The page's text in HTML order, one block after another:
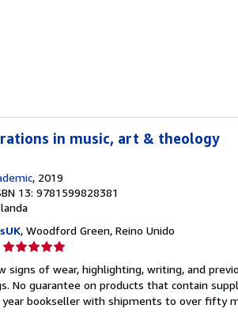
in music, art & theology
, 2019
13: 9781599828381
, Woodford Green, Reino Unido
Calificación
vendedor:
5
de
signs of wear, highlighting, writing, and
No guarantee on products that contain
bookseller with shipments to over fifty